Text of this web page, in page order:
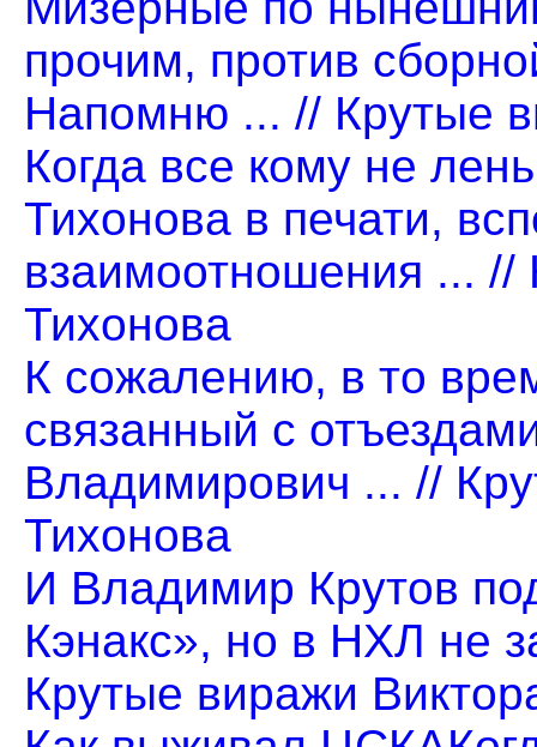
прочим, против
Напомню ... // Крутые
Когда все кому не
Тихонова в печати,
взаимоотношения ... //
Тихонова
К сожалению, в то
связанный с
Владимирович ... //
Тихонова
И Владимир Крутов
Кэнакс», но в НХЛ не
Крутые виражи